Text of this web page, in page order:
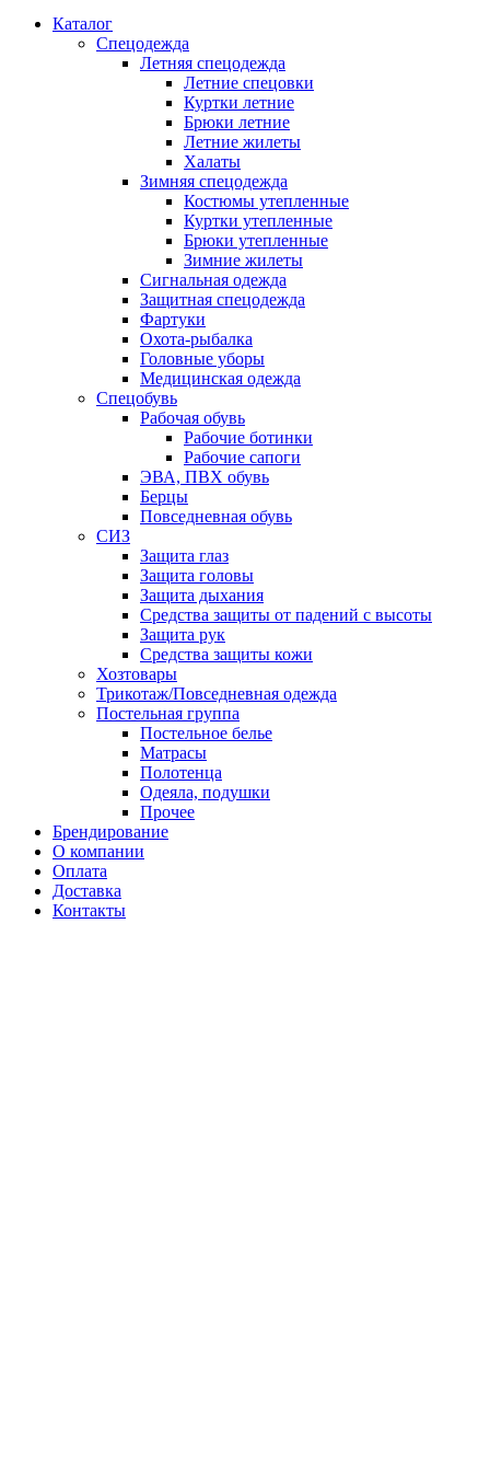
Каталог
Спецодежда
Летняя спецодежда
Летние спецовки
Куртки летние
Брюки летние
Летние жилеты
Халаты
Зимняя спецодежда
Костюмы утепленные
Куртки утепленные
Брюки утепленные
Зимние жилеты
Сигнальная одежда
Защитная спецодежда
Фартуки
Охота-рыбалка
Головные уборы
Медицинская одежда
Спецобувь
Рабочая обувь
Рабочие ботинки
Рабочие сапоги
ЭВА, ПВХ обувь
Берцы
Повседневная обувь
СИЗ
Защита глаз
Защита головы
Защита дыхания
Средства защиты от падений с высоты
Защита рук
Средства защиты кожи
Хозтовары
Трикотаж/Повседневная одежда
Постельная группа
Постельное белье
Матрасы
Полотенца
Одеяла, подушки
Прочее
Брендирование
О компании
Оплата
Доставка
Контакты